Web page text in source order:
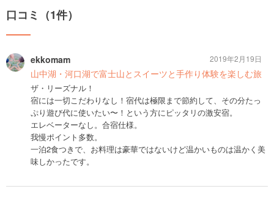
口コミ（1件）
ekkomam
山中湖・河口湖で富士山とスイーツと手作り体験を楽しむ旅
ザ・リーズナル！
宿には一切こだわりなし！宿代は極限まで節約して、その分たっ
ぷり遊び代に使いたい〜！という方にピッタリの激安宿。
エレベーターなし。合宿仕様。
我慢ポイント多数。
一泊2食つきで、お料理は豪華ではないけど温かいものは温かく美
味しかったです。
2019年2月19日